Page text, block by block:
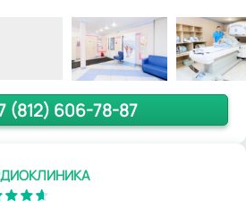
(812) 606-78-87